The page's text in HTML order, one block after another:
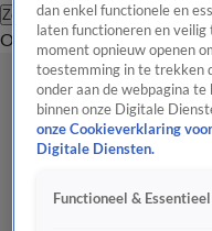
Zoeken
OverzichtRegio
dan enkel functionele en
laten functioneren en
moment opnieuw openen
toestemming in te trekken
onder aan de webpagina te
binnen onze Digitale
onze Cookieverklaring
Digitale Diensten.
Functioneel & Essentieel